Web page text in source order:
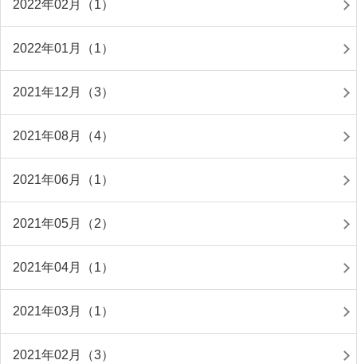
2022年02月（1）
2022年01月（1）
2021年12月（3）
2021年08月（4）
2021年06月（1）
2021年05月（2）
2021年04月（1）
2021年03月（1）
2021年02月（3）